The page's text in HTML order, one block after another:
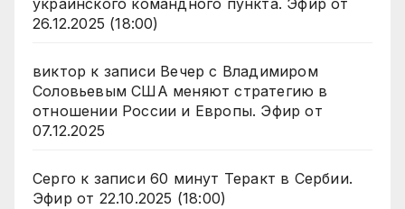
украинского командного пункта. Эфир от
26.12.2025 (18:00)
виктор к записи Вечер с Владимиром
Соловьевым США меняют стратегию в
отношении России и Европы. Эфир от
07.12.2025
Серго к записи 60 минут Теракт в Сербии.
Эфир от 22.10.2025 (18:00)